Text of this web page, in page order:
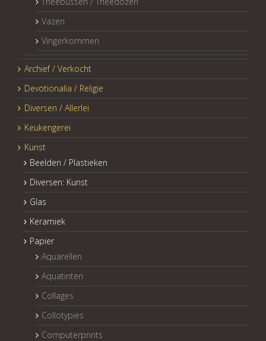
Vazen
Vingerkommen
Archief / Verkocht
Devotionalia / Religie
Diversen / Allerlei
Keukengerei
Kunst
Beelden / Plastieken
Diversen: Kunst
Glas
Keramiek
Papier
Aquarellen
Aquatinten
Collages
Collotypies
Computerprints